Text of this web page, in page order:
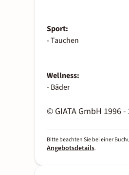
Sport:
- Tauchen
Wellness:
- Bäder
© GIATA GmbH 1996 -
Bitte beachten Sie bei einer
Angebotsdetails.